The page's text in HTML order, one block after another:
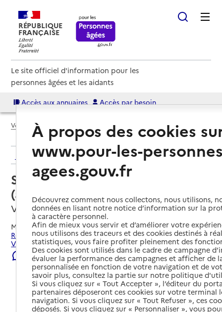
RÉPUBLIQUE
FRANÇAISE
Le site officiel d'information pour les
personnes âgées et les aidants
Accès aux annuaires Accès par besoin
Voir le fil d’Ariane
Retour aux résultats de l'annuaire
Service autonomie à domicile
(aide) – Avec
Villeneuve-sur-Lot, LOT-ET-GARONNE
Mis à jour le05/08/2026
Rechercher les établissements et services autour de
Villeneuve-sur-Lot.
Signaler une erreur
À propos des cookies
www.pour-les-
agees.gouv.fr
Découvrez comment nous collectons, nous utilisons,
données en lisant notre notice d’information sur la
à caractère personnel.
Afin de mieux vous servir et d’améliorer votre
nous utilisons des traceurs et des cookies destinés à
statistiques, vous faire profiter pleinement des
Des cookies sont utilisés dans le cadre de campagne
évaluer la performance des campagnes et afficher de
personnalisée en fonction de votre navigation et de
savoir plus, consultez la partie sur notre politique
Si vous cliquez sur « Tout Accepter », l’éditeur du
partenaires déposeront ces cookies sur votre terminal
navigation. Si vous cliquez sur « Tout Refuser », ces
déposés. Si vous cliquez sur « Personnaliser », vous